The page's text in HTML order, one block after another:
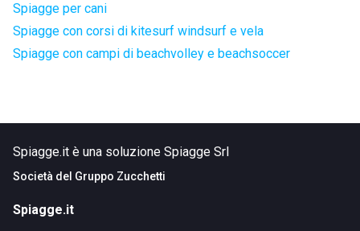
Spiagge per cani
Spiagge con corsi di kitesurf windsurf e vela
Spiagge con campi di beachvolley e beachsoccer
Spiagge.it è una soluzione Spiagge Srl
Società del Gruppo Zucchetti
Spiagge.it